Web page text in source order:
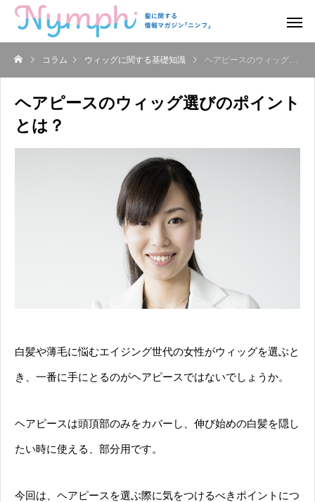
コラム ウィッグに関する基礎知識 ヘアピースのウィッグ選びのポイントとは？
ヘアピースのウィッグ選びのポイント
とは？
白髪や薄毛に悩むエイジング世代の女性がウィッグを選ぶと
き、一番に手にとるのがヘアピースではないでしょうか。
ヘアピースは頭頂部のみをカバーし、伸び始めの白髪を隠し
たい時に使える、部分用です。
今回は、ヘアピースを選ぶ際に気をつけるべきポイントにつ